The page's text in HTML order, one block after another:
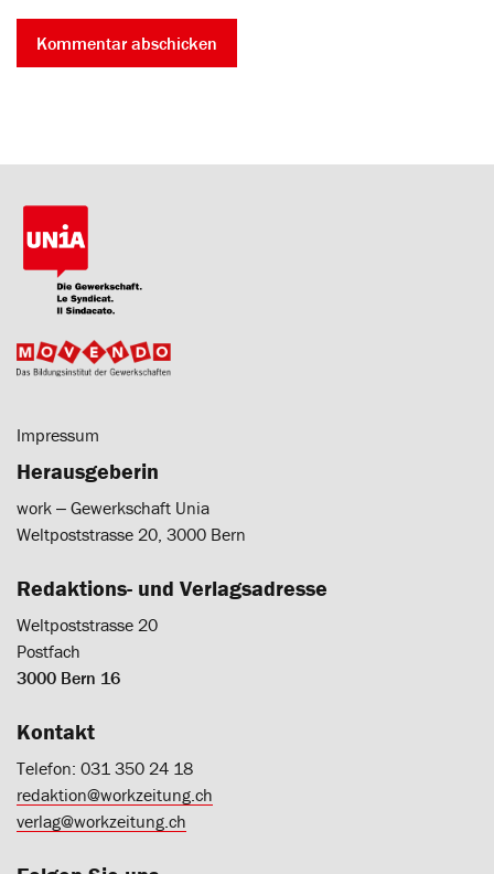
Impressum
Herausgeberin
work ‒ Gewerkschaft Unia
Weltpoststrasse 20, 3000 Bern
Redaktions- und Verlagsadresse
Weltpoststrasse 20
Postfach
3000 Bern 16
Kontakt
Telefon: 031 350 24 18
redaktion@workzeitung.ch
verlag@workzeitung.ch